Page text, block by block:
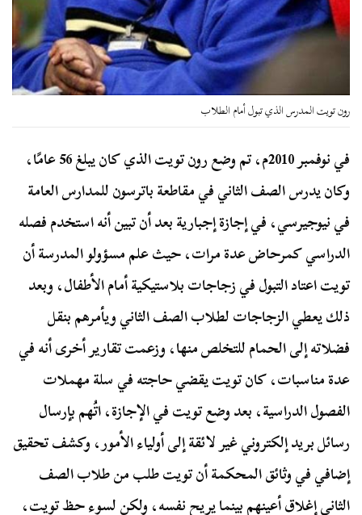
رون تويت المدرس الذي تبول أمام الطلاب
في نوفمبر 2010م، تم وضع رون تويت الذي كان يبلغ 56 عامًا،
وكان يدرس الصف الثاني في مقاطعة باترسون للمدارس العامة
في نيوجيرسي، في إجازة إجبارية بعد أن تبين أنه استخدم فصله
الدراسي كمرحاض عدة مرات، حيث علم مسؤولو المدرسة أن
تويت اعتاد التبول في زجاجات بلاستيكية أمام الأطفال، وبعد
ذلك يعطي الزجاجات لطلاب الصف الثاني ويأمرهم بنقل
فضلاته إلى الحمام للتخلص منها، وزعمت تقارير أخرى أنه في
عدة مناسبات، كان تويت يقضي حاجته في سلة مهملات
الفصول الدراسية، بعد وضع تويت في الإجازة، اتُهم بإرسال
رسائل بريد إلكتروني غير لائقة إلى أولياء الأمور، وكشف تحقيق
إضافي في وثائق المحكمة أن تويت طلب من طلاب الصف
الثاني إغلاق أعينهم بينما يريح نفسه، ولكن لسوء حظ تويت،